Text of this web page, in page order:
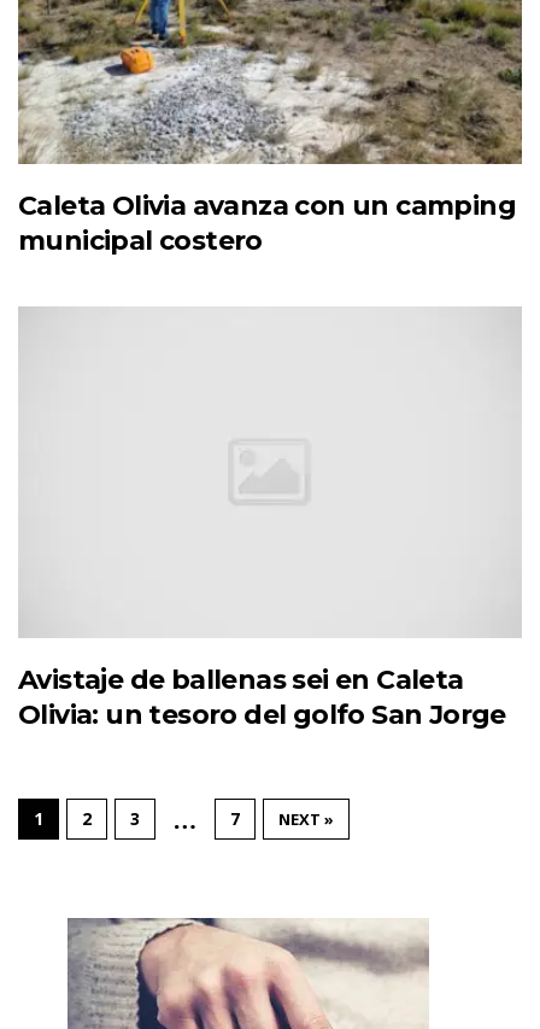
Caleta Olivia avanza con un camping
municipal costero
Avistaje de ballenas sei en Caleta
Olivia: un tesoro del golfo San Jorge
1 2 3 … 7 NEXT »